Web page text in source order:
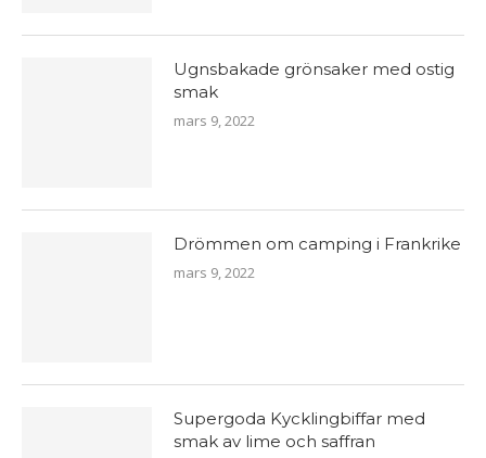
Ugnsbakade grönsaker med ostig
smak
mars 9, 2022
Drömmen om camping i Frankrike
mars 9, 2022
Supergoda Kycklingbiffar med
smak av lime och saffran